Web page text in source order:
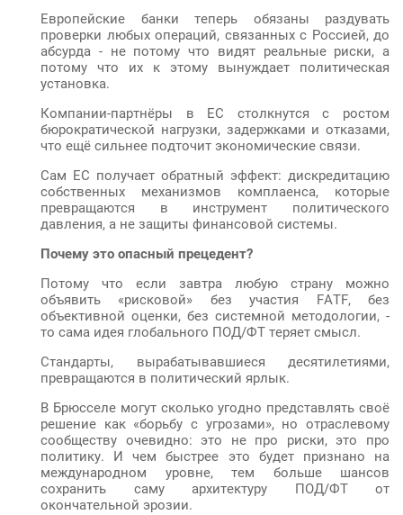
Европейские банки теперь обязаны раздувать
проверки любых операций, связанных с Россией, до
абсурда - не потому что видят реальные риски, а
потому что их к этому вынуждает политическая
установка.
Компании-партнёры в ЕС столкнутся с ростом
бюрократической нагрузки, задержками и отказами,
что ещё сильнее подточит экономические связи.
Сам ЕС получает обратный эффект: дискредитацию
собственных механизмов комплаенса, которые
превращаются в инструмент политического
давления, а не защиты финансовой системы.
Почему это опасный прецедент?
Потому что если завтра любую страну можно
объявить «рисковой» без участия FATF, без
объективной оценки, без системной методологии, -
то сама идея глобального ПОД/ФТ теряет смысл.
Стандарты, вырабатывавшиеся десятилетиями,
превращаются в политический ярлык.
В Брюсселе могут сколько угодно представлять своё
решение как «борьбу с угрозами», но отраслевому
сообществу очевидно: это не про риски, это про
политику. И чем быстрее это будет признано на
международном уровне, тем больше шансов
сохранить саму архитектуру ПОД/ФТ от
окончательной эрозии.